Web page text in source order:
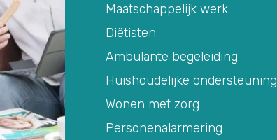
Maatschappelijk werk
Diëtisten
Ambulante begeleiding
Huishoudelijke ondersteuning
Wonen met zorg
Personenalarmering